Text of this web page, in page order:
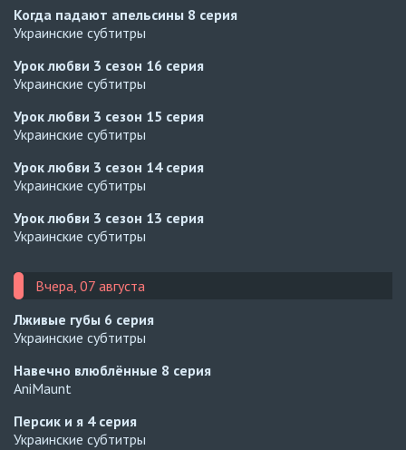
Когда падают апельсины 8 серия
Украинские субтитры
Урок любви 3 сезон 16 серия
Украинские субтитры
Урок любви 3 сезон 15 серия
Украинские субтитры
Урок любви 3 сезон 14 серия
Украинские субтитры
Урок любви 3 сезон 13 серия
Украинские субтитры
Вчера, 07 августа
Лживые губы 6 серия
Украинские субтитры
Навечно влюблённые 8 серия
AniMaunt
Персик и я 4 серия
Украинские субтитры